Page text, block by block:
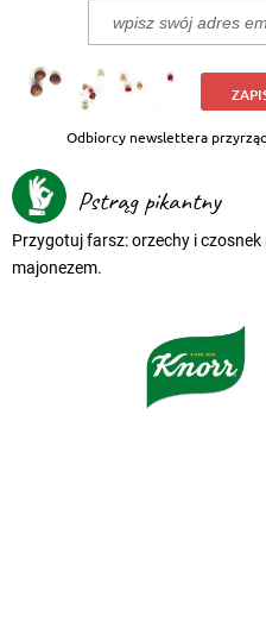
Odbiorcy newslettera
Pstrąg pikantny
Przygotuj farsz: orzechy i
majonezem.